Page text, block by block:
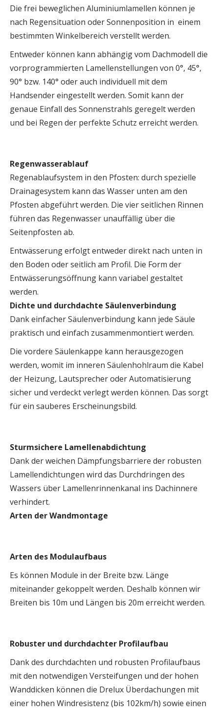
Die frei beweglichen Aluminiumlamellen können je
nach Regensituation oder Sonnenposition in einem
bestimmten Winkelbereich verstellt werden.
Entweder können kann abhängig vom Dachmodell die
vorprogrammierten Lamellenstellungen von 0°, 45°,
90° bzw. 140° oder auch individuell mit dem
Handsender eingestellt werden. Somit kann der
genaue Einfall des Sonnenstrahls geregelt werden
und bei Regen der perfekte Schutz erreicht werden.
Regenwasserablauf
Regenablaufsystem in den Pfosten: durch spezielle
Drainagesystem kann das Wasser unten am den
Pfosten abgeführt werden. Die vier seitlichen Rinnen
führen das Regenwasser unauffällig über die
Seitenpfosten ab.
Entwässerung erfolgt entweder direkt nach unten in
den Boden oder seitlich am Profil. Die Form der
Entwässerungsöffnung kann variabel gestaltet
werden.
Dichte und durchdachte Säulenverbindung
Dank einfacher Säulenverbindung kann jede Säule
praktisch und einfach zusammenmontiert werden.
Die vordere Säulenkappe kann herausgezogen
werden, womit im inneren Säulenhohlraum die Kabel
der Heizung, Lautsprecher oder Automatisierung
sicher und verdeckt verlegt werden können. Das sorgt
für ein sauberes Erscheinungsbild.
Sturmsichere Lamellenabdichtung
Dank der weichen Dämpfungsbarriere der robusten
Lamellendichtungen wird das Durchdringen des
Wassers über Lamellenrinnenkanal ins Dachinnere
verhindert.
Arten der Wandmontage
Arten des Modulaufbaus
Es können Module in der Breite bzw. Länge
miteinander gekoppelt werden. Deshalb können wir
Breiten bis 10m und Längen bis 20m erreicht werden.
Robuster und durchdachter Profilaufbau
Dank des durchdachten und robusten Profilaufbaus
mit den notwendigen Versteifungen und der hohen
Wanddicken können die Drelux Überdachungen mit
einer hohen Windresistenz (bis 102km/h) sowie einen